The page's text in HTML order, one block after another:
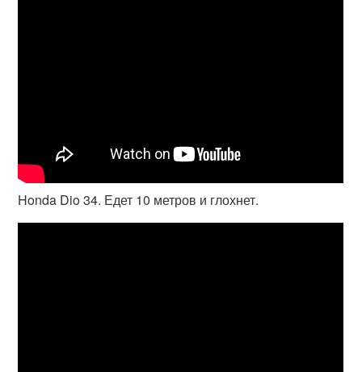
Honda Dio 34. Едет 10 метров и глохнет.